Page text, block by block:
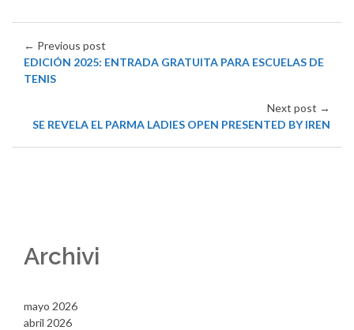
← Previous post
EDICIÓN 2025: ENTRADA GRATUITA PARA ESCUELAS DE
TENIS
Next post →
SE REVELA EL PARMA LADIES OPEN PRESENTED BY IREN
Archivi
mayo 2026
abril 2026